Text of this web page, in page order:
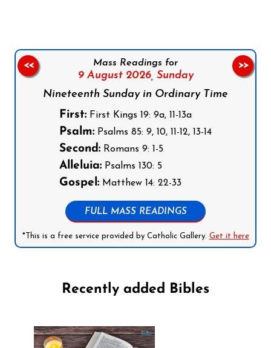
Mass Readings for
9 August 2026, Sunday
Nineteenth Sunday in Ordinary Time
First: First Kings 19: 9a, 11-13a
Psalm: Psalms 85: 9, 10, 11-12, 13-14
Second: Romans 9: 1-5
Alleluia: Psalms 130: 5
Gospel: Matthew 14: 22-33
FULL MASS READINGS
*This is a free service provided by Catholic Gallery. Get it here
<< >>
Recently added Bibles